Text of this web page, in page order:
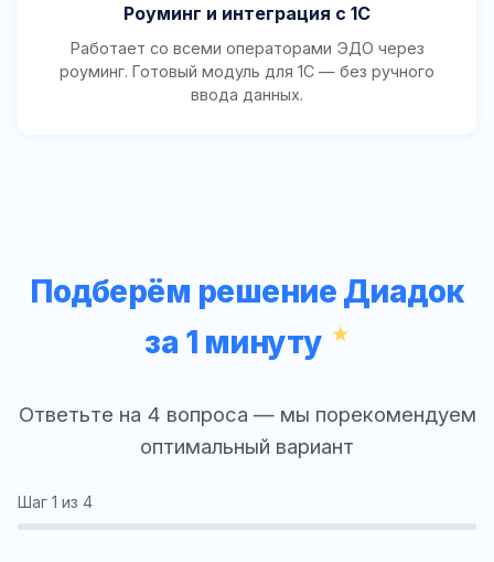
Роуминг и интеграция с 1С
Работает со всеми операторами ЭДО через
роуминг. Готовый модуль для 1С — без ручного
ввода данных.
Подберём решение Диадок
за 1 минуту
Ответьте на 4 вопроса — мы порекомендуем
оптимальный вариант
Шаг 1 из 4